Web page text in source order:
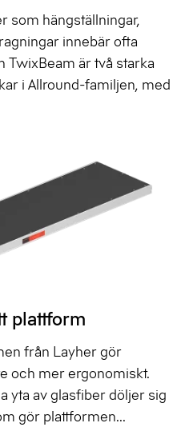
som hängställningar,
innebär ofta
TwixBeam är två starka
i Allround-familjen, med
plattform
från Layher gör
och mer ergonomiskt.
yta av glasfiber döljer sig
gör plattformen...